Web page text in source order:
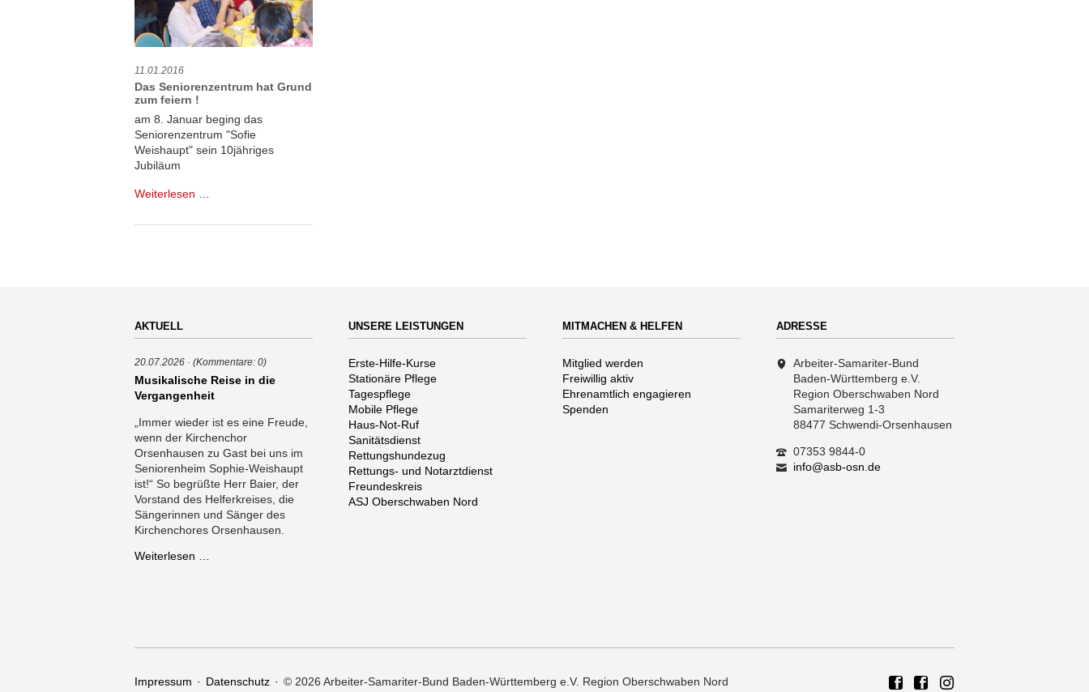
11.01.2016
Das Seniorenzentrum hat Grund
zum feiern !
am 8. Januar beging das
Seniorenzentrum "Sofie
Weishaupt" sein 10jähriges
Jubiläum
Weiterlesen …
hat
AKTUELL
20.07.2026 (Kommentare: 0)
Musikalische Reise in die
Vergangenheit
„Immer wieder ist es eine Freude,
wenn der Kirchenchor
Orsenhausen zu Gast bei uns im
Seniorenheim Sophie-Weishaupt
ist!“ So begrüßte Herr Baier, der
Vorstand des Helferkreises, die
Sängerinnen und Sänger des
Kirchenchores Orsenhausen.
Weiterlesen …
UNSERE LEISTUNGEN
Navigation
überspringen
Erste-Hilfe-Kurse
Stationäre Pflege
Tagespflege
Mobile Pflege
Haus-Not-Ruf
Sanitätsdienst
Rettungshundezug
Rettungs- und Notarztdienst
Freundeskreis
ASJ Oberschwaben Nord
MITMACHEN & HELFEN
Navigation
überspringen
Mitglied werden
Freiwillig aktiv
Ehrenamtlich engagieren
Spenden
ADRESSE
Arbeiter-Samariter-Bund
Baden-Württemberg e.V.
Region Oberschwaben Nord
Samariterweg 1-3
88477 Schwendi-Orsenhausen
07353 9844-0
info@asb-osn.de
ASB Region Oberschwaben
ASB Rettungshundezug
Navigation
Impressum Datenschutz © 2026 Arbeiter-Samariter-Bund Baden-Württemberg e.V. Region Oberschwaben Nord